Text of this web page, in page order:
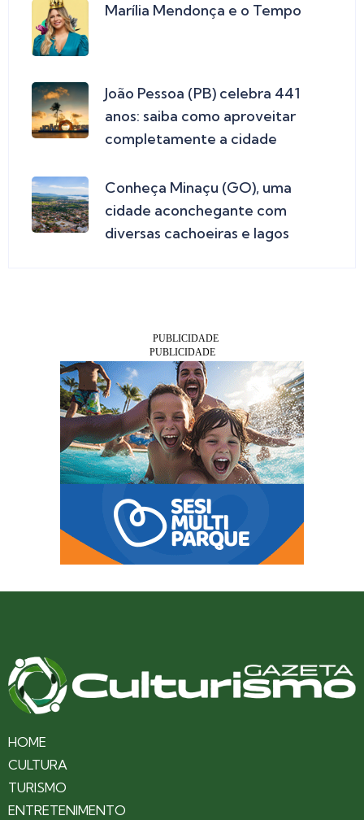
Marília Mendonça e o Tempo
João Pessoa (PB) celebra 441
anos: saiba como aproveitar
completamente a cidade
Conheça Minaçu (GO), uma
cidade aconchegante com
diversas cachoeiras e lagos
HOME
CULTURA
TURISMO
ENTRETENIMENTO